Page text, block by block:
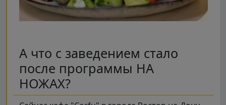
А что с заведением стало
после программы НА
НОЖАХ?